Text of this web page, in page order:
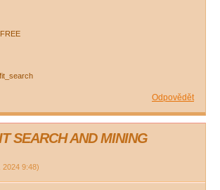
Odpovědět
SEARCH AND MINING
2024 9:48)